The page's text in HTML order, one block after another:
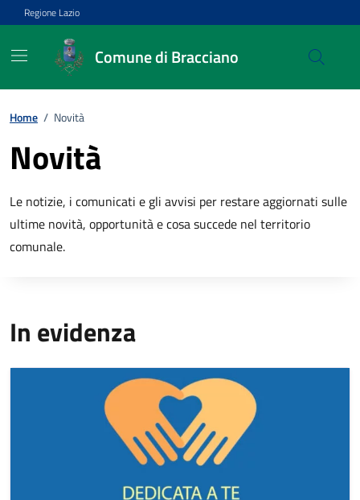
Vai ai contenuti
Vai al footer
Regione Lazio
Comune di Bracciano
Home / Novità
Novità
Le notizie, i comunicati e gli avvisi per restare aggiornati sulle
ultime novità, opportunità e cosa succede nel territorio
comunale.
In evidenza